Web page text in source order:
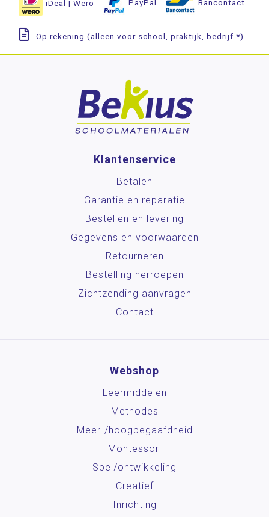
iDeal | Wero PayPal Bancontact
Op rekening (alleen voor school, praktijk, bedrijf *)
Klantenservice
Betalen
Garantie en reparatie
Bestellen en levering
Gegevens en voorwaarden
Retourneren
Bestelling herroepen
Zichtzending aanvragen
Contact
Webshop
Leermiddelen
Methodes
Meer-/hoog­begaafdheid
Montessori
Spel/ontwikkeling
Creatief
Inrichting